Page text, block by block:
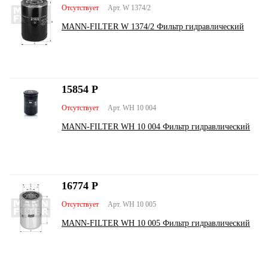
Арт. W 1374/2
Отсутствует
MANN-FILTER W 1374/2 Фильтр гидравлический
Арт. WH 10 004
Отсутствует
MANN-FILTER WH 10 004 Фильтр гидравлический
15854 Р
Арт. WH 10 005
Отсутствует
MANN-FILTER WH 10 005 Фильтр гидравлический
16774 Р